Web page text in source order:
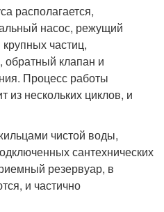
располагается,
насос, режущий
частиц,
обратный клапан и
Процесс работы
из нескольких циклов, и
чистой воды,
сантехнических
резервуар, в
и частично